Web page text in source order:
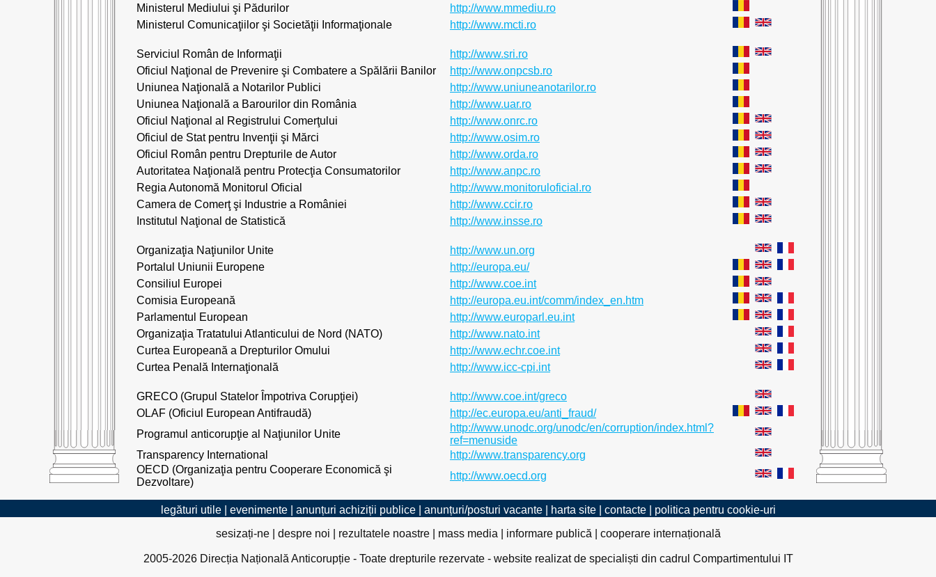
Ministerul Mediului şi Pădurilor
http://www.mmediu.ro
Ministerul Comunicaţiilor şi Societăţii Informaţionale
http://www.mcti.ro
Serviciul Român de Informaţii
http://www.sri.ro
Oficiul Naţional de Prevenire şi Combatere a Spălării Banilor
http://www.onpcsb.ro
Uniunea Naţională a Notarilor Publici
http://www.uniuneanotarilor.ro
Uniunea Naţională a Barourilor din România
http://www.uar.ro
Oficiul Naţional al Registrului Comerţului
http://www.onrc.ro
Oficiul de Stat pentru Invenţii şi Mărci
http://www.osim.ro
Oficiul Român pentru Drepturile de Autor
http://www.orda.ro
Autoritatea Naţională pentru Protecţia Consumatorilor
http://www.anpc.ro
Regia Autonomă Monitorul Oficial
http://www.monitoruloficial.ro
Camera de Comerţ şi Industrie a României
http://www.ccir.ro
Institutul Naţional de Statistică
http://www.insse.ro
Organizaţia Naţiunilor Unite
http://www.un.org
Portalul Uniunii Europene
http://europa.eu/
Consiliul Europei
http://www.coe.int
Comisia Europeană
http://europa.eu.int/comm/index_en.htm
Parlamentul European
http://www.europarl.eu.int
Organizaţia Tratatului Atlanticului de Nord (NATO)
http://www.nato.int
Curtea Europeană a Drepturilor Omului
http://www.echr.coe.int
Curtea Penală Internaţională
http://www.icc-cpi.int
GRECO (Grupul Statelor Împotriva Corupţiei)
http://www.coe.int/greco
OLAF (Oficiul European Antifraudă)
http://ec.europa.eu/anti_fraud/
Programul anticorupţie al Naţiunilor Unite
http://www.unodc.org/unodc/en/corruption/index.html?
ref=menuside
Transparency International
http://www.transparency.org
OECD (Organizaţia pentru Cooperare Economică şi
Dezvoltare)
http://www.oecd.org
legături utile| evenimente| anunțuri achiziții publice| anunțuri/posturi vacante| harta site| contacte| politica pentru cookie-uri
sesizați-ne| despre noi rezultatele noastre| mass media informare publică cooperare internațională
2005-2026 Direcția Națională Anticorupție - Toate drepturile rezervate - website realizat de specialiști din cadrul Compartimentului IT